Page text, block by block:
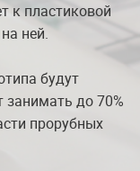
к пластиковой
ней.
будут
занимать до 70%
прорубных